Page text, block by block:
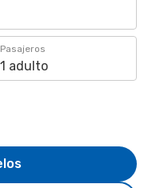
Pasajeros
1 adulto